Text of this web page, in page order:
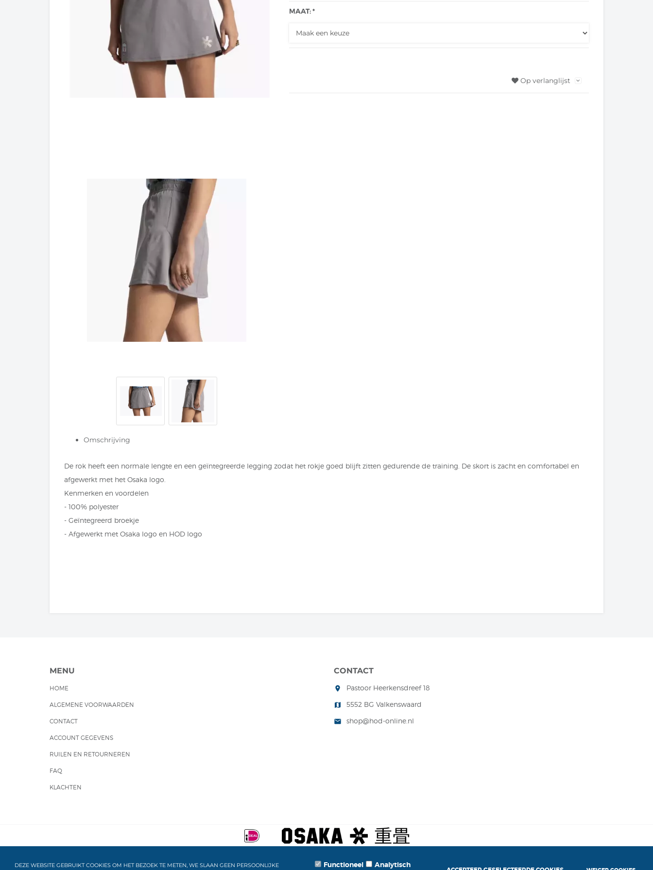
MAAT: *
Op verlanglijst
Omschrijving
De rok heeft een normale lengte en een geïntegreerde legging zodat het rokje goed blijft zitten gedurende de training. De skort is zacht en comfortabel en
afgewerkt met het Osaka logo.
Kenmerken en voordelen
- 100% polyester
- Geïntegreerd broekje
- Afgewerkt met Osaka logo en HOD logo
MENU
HOME
ALGEMENE VOORWAARDEN
CONTACT
ACCOUNT GEGEVENS
RUILEN EN RETOURNEREN
FAQ
KLACHTEN
CONTACT
room Pastoor Heerkensdreef 18
map 5552 BG Valkenswaard
mail shop@hod-online.nl
DEZE WEBSITE GEBRUIKT COOKIES OM HET BEZOEK TE METEN, WE SLAAN GEEN PERSOONLIJKE Functioneel Analytisch